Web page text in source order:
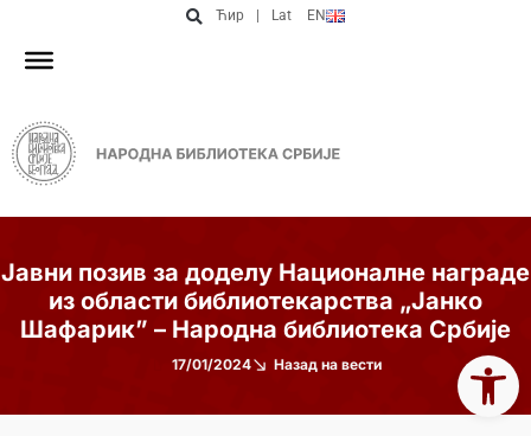
Ћир Lat EN
Јавни позив за доделу Националне награде
из области библиотекарства „Јанко
Шафарик” – Народна библиотека Србије
17/01/2024 Назад на вести